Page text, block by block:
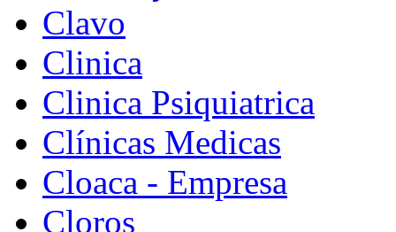
Clavo
Clinica
Clinica Psiquiatrica
Clínicas Medicas
Cloaca - Empresa
Cloros